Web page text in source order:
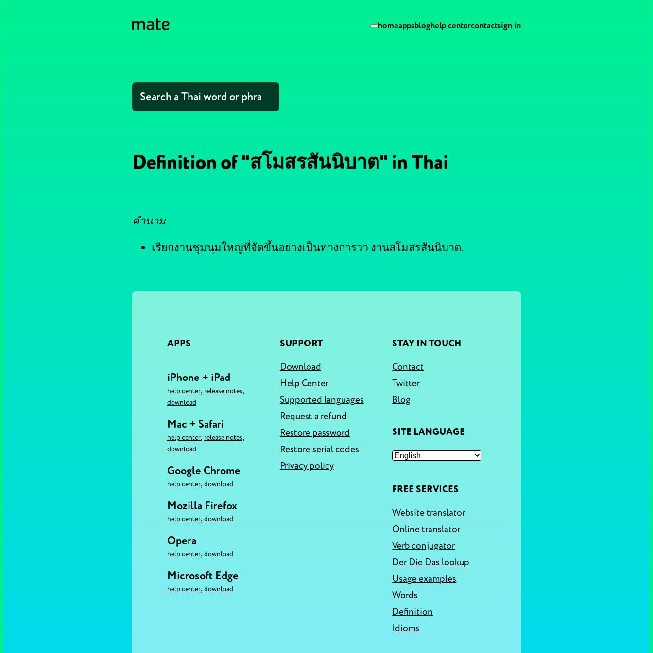
homeappsbloghelp centercontactsign in
Definition of "สโมสรสันนิบาต" in Thai
คำนาม
เรียกงานชุมนุมใหญ่ที่จัดขึ้นอย่างเป็นทางการว่า งานสโมสรสันนิบาต.
APPS
iPhone + iPad
help center, release notes,
download
Mac + Safari
help center, release notes,
download
Google Chrome
help center, download
Mozilla Firefox
help center, download
Opera
help center, download
Microsoft Edge
help center, download
SUPPORT
Download
Help Center
Supported languages
Request a refund
Restore password
Restore serial codes
Privacy policy
STAY IN TOUCH
Contact
Twitter
Blog
SITE LANGUAGE
FREE SERVICES
Website translator
Online translator
Verb conjugator
Der Die Das lookup
Usage examples
Words
Definition
Idioms